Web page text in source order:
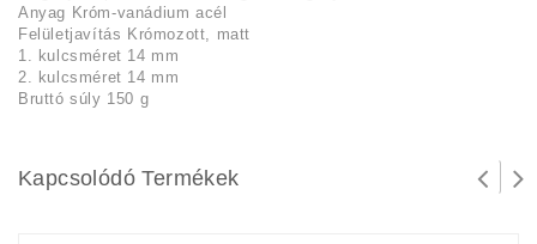
Anyag Króm-vanádium acél
Felületjavítás Krómozott, matt
1. kulcsméret 14 mm
2. kulcsméret 14 mm
Bruttó súly 150 g
Kapcsolódó Termékek